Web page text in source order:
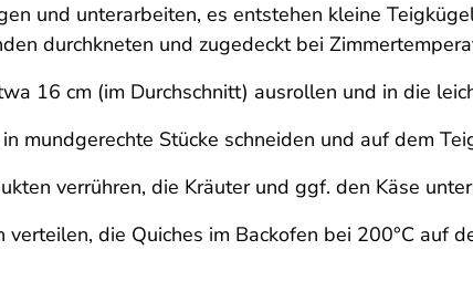
und unterarbeiten, es entstehen kleine
durchkneten und zugedeckt bei
16 cm (im Durchschnitt) ausrollen und in die
mundgerechte Stücke schneiden und auf dem
verrühren, die Kräuter und ggf. den Käse
verteilen, die Quiches im Backofen bei 200°C auf